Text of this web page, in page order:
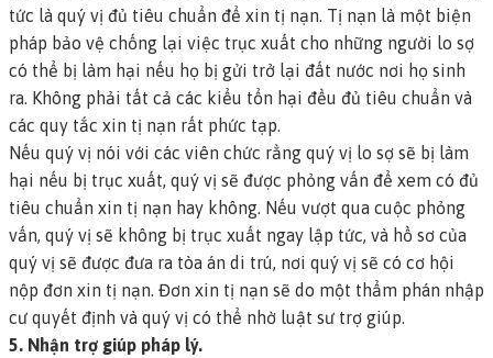
tức là quý vị đủ tiêu chuẩn để xin tị nạn. Tị nạn là một biện
pháp bảo vệ chống lại việc trục xuất cho những người lo sợ
có thể bị làm hại nếu họ bị gửi trở lại đất nước nơi họ sinh
ra. Không phải tất cả các kiểu tổn hại đều đủ tiêu chuẩn và
các quy tắc xin tị nạn rất phức tạp.
Nếu quý vị nói với các viên chức rằng quý vị lo sợ sẽ bị làm
hại nếu bị trục xuất, quý vị sẽ được phỏng vấn để xem có đủ
tiêu chuẩn xin tị nạn hay không. Nếu vượt qua cuộc phỏng
vấn, quý vị sẽ không bị trục xuất ngay lập tức, và hồ sơ của
quý vị sẽ được đưa ra tòa án di trú, nơi quý vị sẽ có cơ hội
nộp đơn xin tị nạn. Đơn xin tị nạn sẽ do một thẩm phán nhập
cư quyết định và quý vị có thể nhờ luật sư trợ giúp.
5. Nhận trợ giúp pháp lý.